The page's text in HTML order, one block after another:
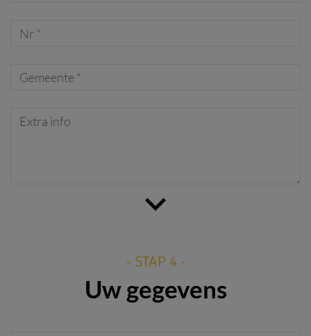
- STAP 4 -
Uw gegevens